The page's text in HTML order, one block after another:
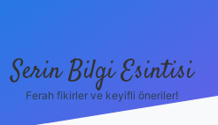
Serin Bilgi Esintisi
Ferah fikirler ve keyifli öneriler!